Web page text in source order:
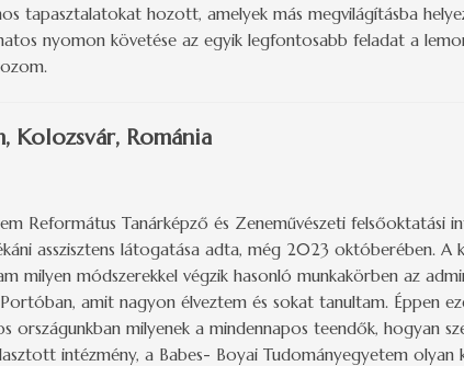
tapasztalatokat hozott, amelyek más megvilágításba
nyomon követése az egyik legfontosabb feladat a
Kolozsvár, Románia
Református Tanárképző és Zeneművészeti felsőoktatási
asszisztens látogatása adta, még 2023 októberében.
milyen módszerekkel végzik hasonló munkakörben az
amit nagyon élveztem és sokat tanultam. Éppen
országunkban milyenek a mindennapos teendők, hogyan
intézmény, a Babes- Boyai Tudományegyetem olyan